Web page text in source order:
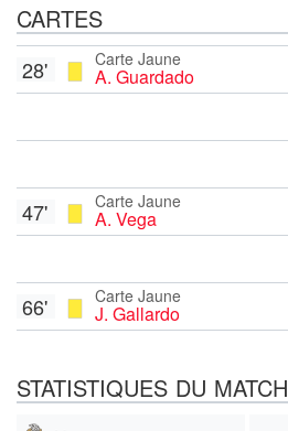
CARTES
Carte Jaune
A. Guardado
28'
Carte Jaune
A. Vega
47'
Carte Jaune
J. Gallardo
66'
STATISTIQUES DU MATCH